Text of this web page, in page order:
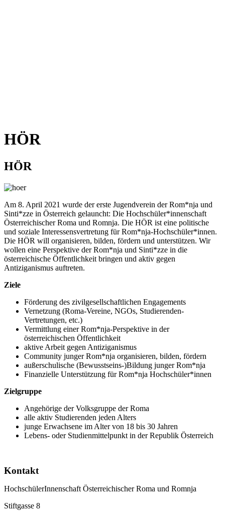
HÖR
HÖR
Am 8. April 2021 wurde der erste Jugendverein der Rom*nja und
Sinti*zze in Österreich gelauncht: Die Hochschüler*innenschaft
Österreichischer Roma und Romnja. Die HÖR ist eine politische
und soziale Interessensvertretung für Rom*nja-Hochschüler*innen.
Die HÖR will organisieren, bilden, fördern und unterstützen. Wir
wollen eine Perspektive der Rom*nja und Sinti*zze in die
österreichische Öffentlichkeit bringen und aktiv gegen
Antiziganismus auftreten.
Ziele
Förderung des zivilgesellschaftlichen Engagements
Vernetzung (Roma-Vereine, NGOs, Studierenden-
Vertretungen, etc.)
Vermittlung einer Rom*nja-Perspektive in der
österreichischen Öffentlichkeit
aktive Arbeit gegen Antiziganismus
Community junger Rom*nja organisieren, bilden, fördern
außerschulische (Bewusstseins-)Bildung junger Rom*nja
Finanzielle Unterstützung für Rom*nja Hochschüler*innen
Zielgruppe
Angehörige der Volksgruppe der Roma
alle aktiv Studierenden jeden Alters
junge Erwachsene im Alter von 18 bis 30 Jahren
Lebens- oder Studienmittelpunkt in der Republik Österreich
Kontakt
HochschülerInnenschaft Österreichischer Roma und Romnja
Stiftgasse 8